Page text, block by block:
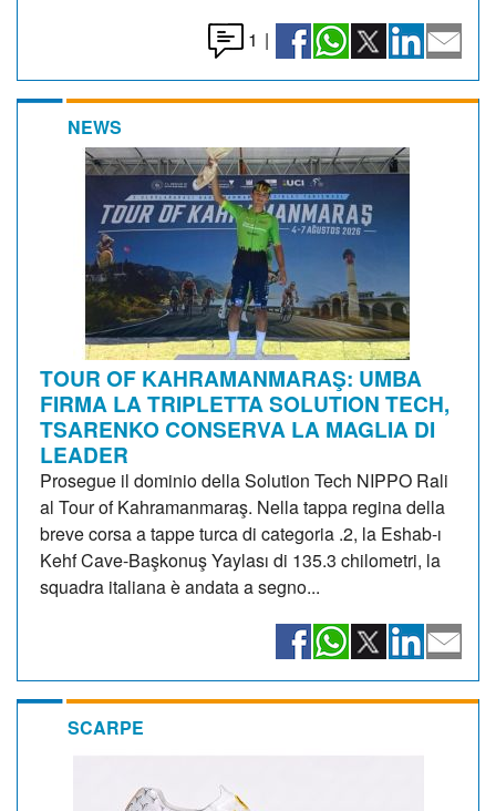
1 |
NEWS
TOUR OF KAHRAMANMARAŞ: UMBA
FIRMA LA TRIPLETTA SOLUTION TECH,
TSARENKO CONSERVA LA MAGLIA DI
LEADER
Prosegue il dominio della Solution Tech NIPPO Rali
al Tour of Kahramanmaraş. Nella tappa regina della
breve corsa a tappe turca di categoria .2, la Eshab-ı
Kehf Cave-Başkonuş Yaylası di 135.3 chilometri, la
squadra italiana è andata a segno...
SCARPE